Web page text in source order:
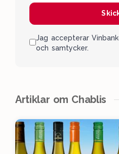
Jag accepterar
och samtycker.
Artiklar om Chablis